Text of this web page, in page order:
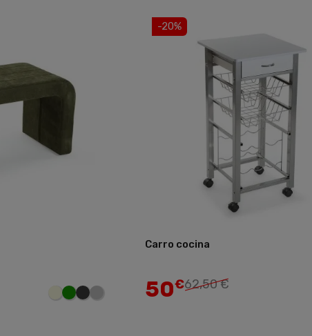
Carro cocina
50€62,50 €
-20%